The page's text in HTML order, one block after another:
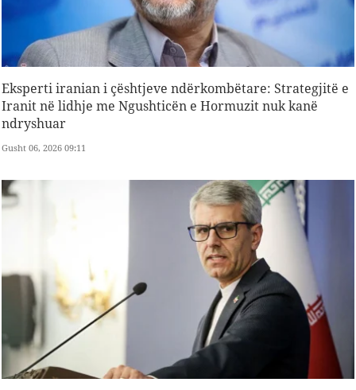
Eksperti iranian i çështjeve ndërkombëtare: Strategjitë e
Iranit në lidhje me Ngushticën e Hormuzit nuk kanë
ndryshuar
Gusht 06, 2026 09:11